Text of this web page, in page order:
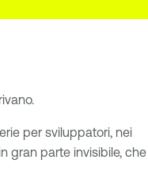
per sviluppatori, nei
gran parte invisibile, che